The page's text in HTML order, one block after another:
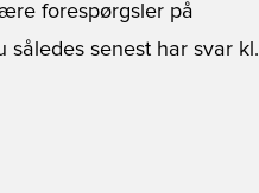
forespørgsler på
senest har svar kl.